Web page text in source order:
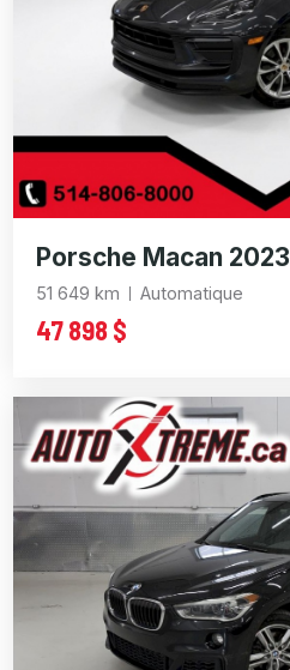
Porsche Macan 2023
51 649 km Automatique
47 898 $